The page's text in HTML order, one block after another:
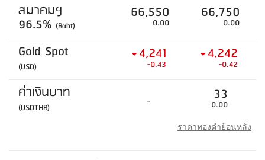
สมาคมฯ
96.5% (Baht)
66,550
0.00
66,750
0.00
Gold Spot
(USD)
4,241
-0.43
4,242
-0.42
ค่าเงินบาท
(USDTHB) - 33
0.00
ราคาทองคำย้อนหลัง